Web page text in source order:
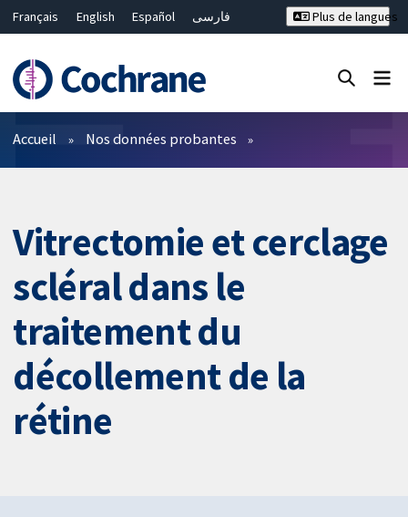
Français English Español
فارسی
Bahasa Malaysia
ไทย
繁體中文
简体中文
Plus de langues
Filtres
Accueil Nos données probantes
Vitrectomie et cerclage
scléral dans le
traitement du
décollement de la
rétine